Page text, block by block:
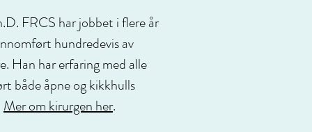
FRCS har jobbet i flere år
hundredevis av
Han har erfaring med alle
både åpne og kikkhulls
Mer om kirurgen her.